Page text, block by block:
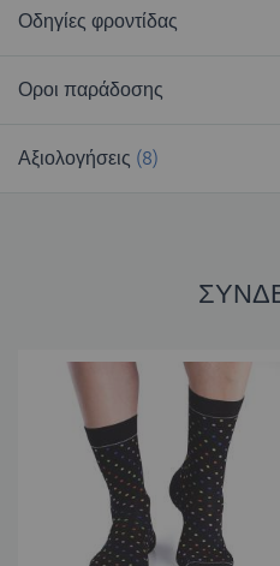
Οδηγίες φροντίδας
Οροι παράδοσης
Αξιολογήσεις 8